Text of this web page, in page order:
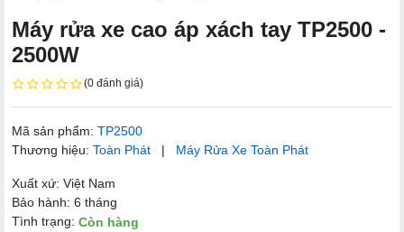
Máy rửa xe cao áp xách tay TP2500 -
2500W
(0 đánh giá)
Mã sản phẩm: TP2500
Thương hiệu: Toàn Phát | Máy Rửa Xe Toàn Phát
Xuất xứ: Việt Nam
Bảo hành: 6 tháng
Tình trạng: Còn hàng